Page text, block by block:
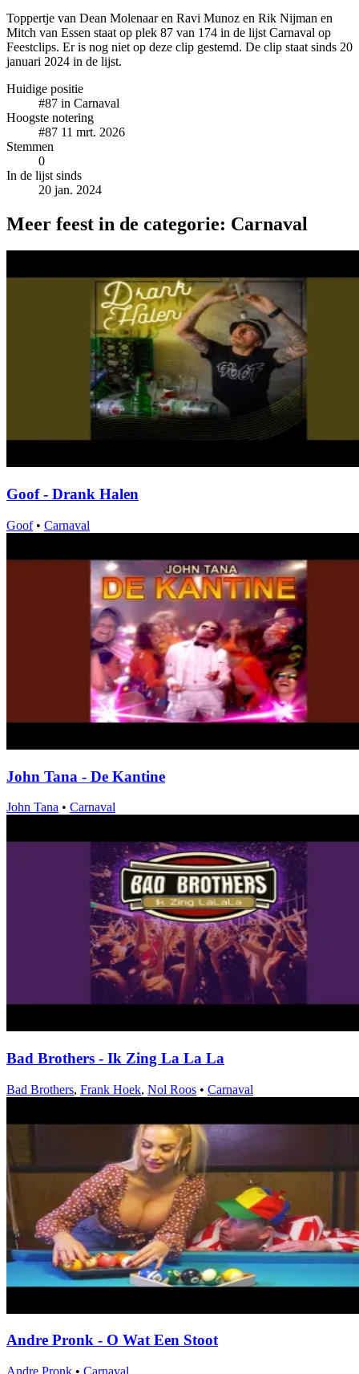
Toppertje van Dean Molenaar en Ravi Munoz en Rik Nijman en
Mitch van Essen staat op plek 87 van 174 in de lijst Carnaval op
Feestclips. Er is nog niet op deze clip gestemd. De clip staat sinds 20
januari 2024 in de lijst.
Huidige positie
#87 in Carnaval
Hoogste notering
#87 11 mrt. 2026
Stemmen
0
In de lijst sinds
20 jan. 2024
Meer feest in de categorie: Carnaval
Goof - Drank Halen
Goof • Carnaval
John Tana - De Kantine
John Tana • Carnaval
Bad Brothers - Ik Zing La La La
Bad Brothers, Frank Hoek, Nol Roos • Carnaval
Andre Pronk - O Wat Een Stoot